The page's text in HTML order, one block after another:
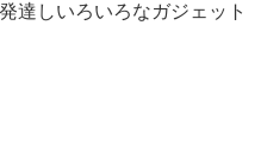
達しいろいろなガジェット